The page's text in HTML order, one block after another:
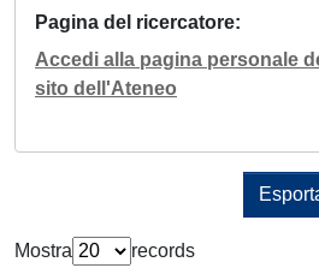
Pagina del ricercatore
Accedi alla pagina personale
sito dell'Ateneo
Mostra
records